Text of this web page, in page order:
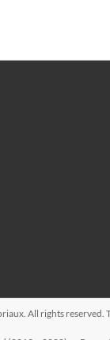
. All rights reserved.